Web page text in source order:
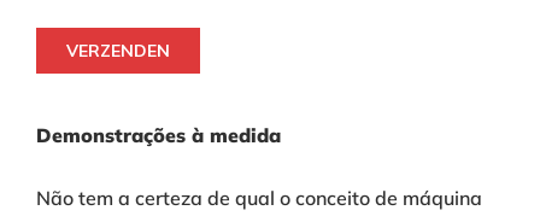
Demonstrações à medida
Não tem a certeza de qual o conceito de máquina